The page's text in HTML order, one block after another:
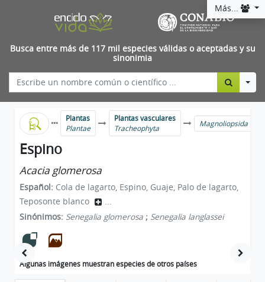
Más...
Busca entre más de 117 mil especies válidas o aceptadas y su
sinonimia
Plantas
Plantae
Plantas vasculares
Tracheophyta
Magnoliopsida
Espino
Acacia glomerosa
Español: Cola de lagarto, Espino, Guaje, Palo de lagarto,
Teposonte blanco
...
Sinónimos: Senegalia glomerosa ; Senegalia langlassei
Algunas imágenes muestran especies de otros países